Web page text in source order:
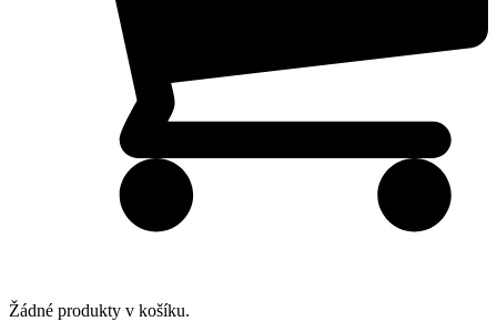
Žádné produkty v košíku.